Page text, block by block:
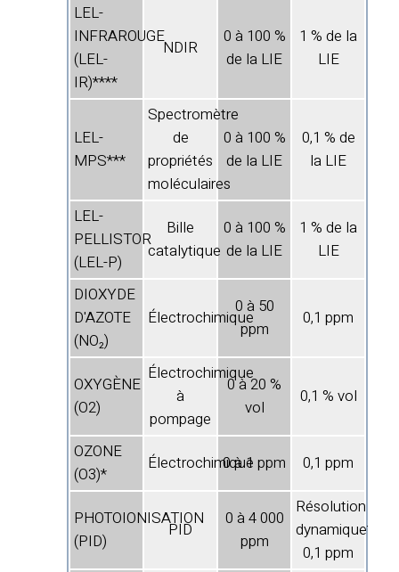
LEL-
INFRAROUGE
(LEL-
IR)****
NDIR
0 à 100 %
de la LIE
1 % de la
LIE
LEL-
MPS***
Spectromètre
de
propriétés
moléculaires
0 à 100 %
de la LIE
0,1 % de
la LIE
LEL-
PELLISTOR
(LEL-P)
Bille
catalytique
0 à 100 %
de la LIE
1 % de la
LIE
DIOXYDE
D'AZOTE
(NO₂)
Électrochimique
0 à 50
ppm
0,1 ppm
OXYGÈNE
(O2)
Électrochimique
à
pompage
0 à 20 %
vol
0,1 % vol
OZONE
(O3)*
Électrochimique0 à 1 ppm 0,1 ppm
PHOTOIONISATION
(PID)
PID
0 à 4 000
ppm
Résolution
dynamique**,
0,1 ppm